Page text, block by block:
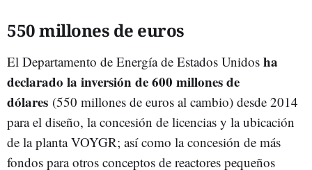
550 millones de euros
El Departamento de Energía de Estados Unidos ha
declarado la inversión de 600 millones de
dólares (550 millones de euros al cambio) desde 2014
para el diseño, la concesión de licencias y la ubicación
de la planta VOYGR; así como la concesión de más
fondos para otros conceptos de reactores pequeños